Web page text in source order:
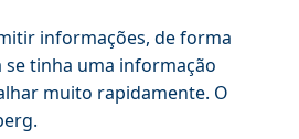
informações, de forma
tinha uma informação
muito rapidamente. O